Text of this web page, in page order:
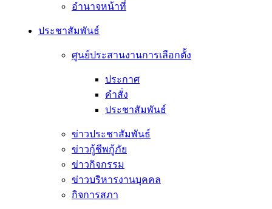
อํานาจหน้าที่
ประชาสัมพันธ์
ศูนย์ประสานงานการเลือกตั้ง
ประกาศ
คำสั่ง
ประชาสัมพันธ์
ข่าวประชาสัมพันธ์
ข่าวกู้ชีพกู้ภัย
ข่าวกิจกรรม
ข่าวบริหารงานบุคคล
กิจการสภา